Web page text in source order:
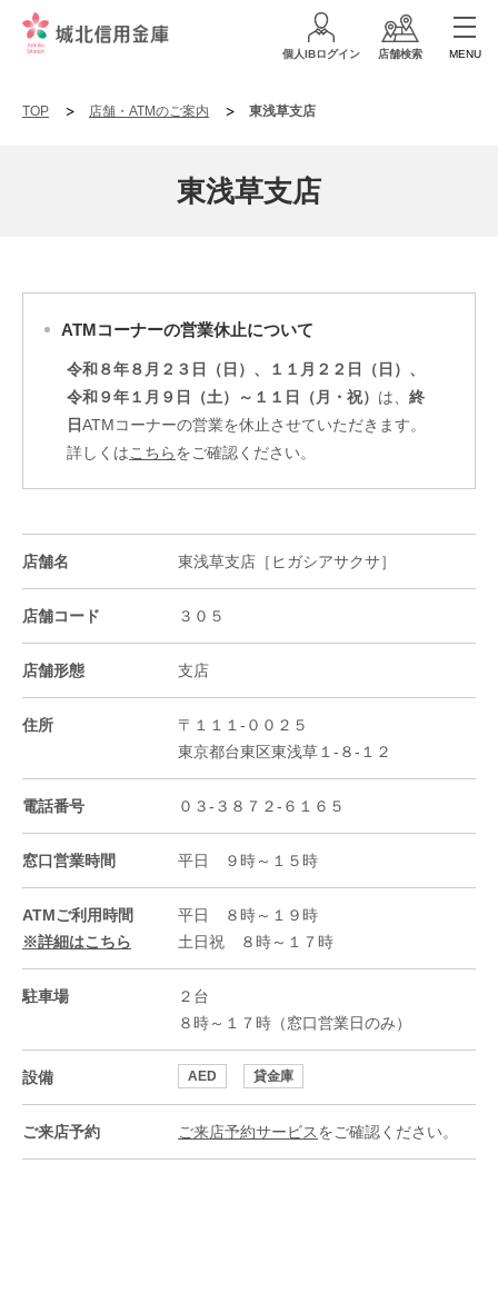
個人IBログイン 店舗検索 MENU
TOP 店舗・ATMのご案内 東浅草支店
東浅草支店
ATMコーナーの営業休止について
令和８年８月２３日（日）、１１月２２日（日）、
令和９年１月９日（土）～１１日（月・祝） は、 終
日ATMコーナーの営業を休止させていただきます。
詳しくはこちらをご確認ください。
店舗名 東浅草支店［ヒガシアサクサ］
店舗コード ３０５
店舗形態 支店
住所
〒１１１-００２５
東京都台東区東浅草１-８-１２
電話番号 ０３-３８７２-６１６５
窓口営業時間 平日 ９時～１５時
ATMご利用時間
※詳細はこちら
平日 ８時～１９時
土日祝 ８時～１７時
駐車場
２台
８時～１７時（窓口営業日のみ）
設備 AED 貸金庫
ご来店予約 ご来店予約サービスをご確認ください。